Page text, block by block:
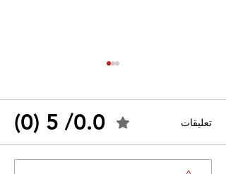
تعليقات 0.0/ 5 (0)